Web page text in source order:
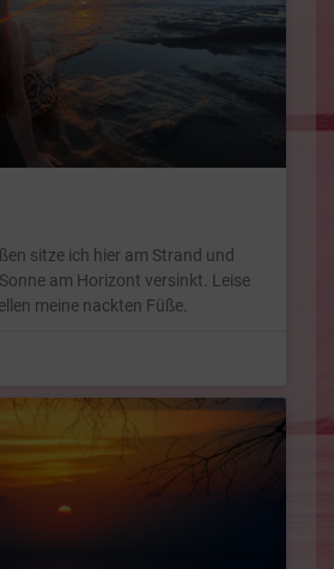
sitze ich hier am Strand und
am Horizont versinkt. Leise
meine nackten Füße.